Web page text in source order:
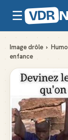
☰ VDR
Image drôle ›
enfance